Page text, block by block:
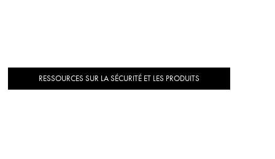
RESSOURCES SUR LA SÉCURITÉ ET LES PRODUITS